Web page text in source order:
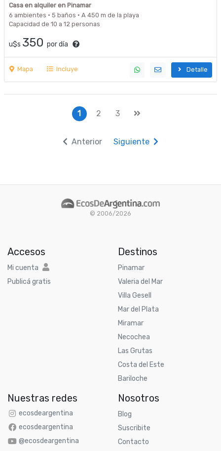
JOVENES!
Casa en alquiler en Pinamar
6 ambientes · 5 baños · A 450 m de la playa
Capacidad de 10 a 12 personas
u$s 350 por día
Mapa Incluye Detalle
1 2 3
Anterior Siguiente
© 2006/2026
Accesos
Mi cuenta
Publicá gratis
Destinos
Pinamar
Valeria del Mar
Villa Gesell
Mar del Plata
Miramar
Necochea
Las Grutas
Costa del Este
Bariloche
Nuestras redes
ecosdeargentina
ecosdeargentina
@ecosdeargentina
Nosotros
Blog
Suscribite
Contacto